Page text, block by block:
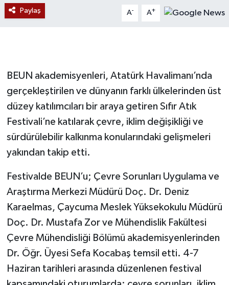
Paylaş A- A+
BEUN akademisyenleri, Atatürk Havalimanı’nda
gerçekleştirilen ve dünyanın farklı ülkelerinden üst
düzey katılımcıları bir araya getiren Sıfır Atık
Festivali’ne katılarak çevre, iklim değişikliği ve
sürdürülebilir kalkınma konularındaki gelişmeleri
yakından takip etti.
Festivalde BEUN’u; Çevre Sorunları Uygulama ve
Araştırma Merkezi Müdürü Doç. Dr. Deniz
Karaelmas, Çaycuma Meslek Yüksekokulu Müdürü
Doç. Dr. Mustafa Zor ve Mühendislik Fakültesi
Çevre Mühendisliği Bölümü akademisyenlerinden
Dr. Öğr. Üyesi Sefa Kocabaş temsil etti. 4-7
Haziran tarihleri arasında düzenlenen festival
Eğitim
GÜNDEM
İş ilanı
Kültür - Sanat
MAGAZİN
Politika
Resmi İlan